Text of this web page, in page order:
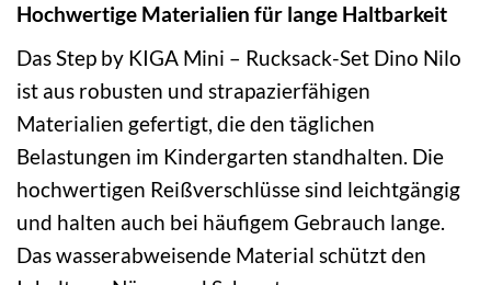
Hochwertige Materialien für lange Haltbarkeit
Das Step by KIGA Mini – Rucksack-Set Dino Nilo
ist aus robusten und strapazierfähigen
Materialien gefertigt, die den täglichen
Belastungen im Kindergarten standhalten. Die
hochwertigen Reißverschlüsse sind leichtgängig
und halten auch bei häufigem Gebrauch lange.
Das wasserabweisende Material schützt den